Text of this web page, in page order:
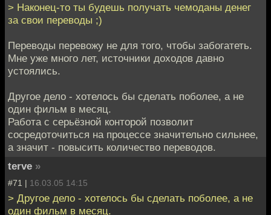
> Наконец-то ты будешь получать чемоданы денег
за свои переводы ;)
Переводы перевожу не для того, чтобы забогатеть.
Мне уже много лет, источники доходов давно
устоялись.
Другое дело - хотелось бы сделать поболее, а не
один фильм в месяц.
Работа с серьёзной конторой позволит
сосредоточиться на процессе значительно сильнее,
а значит - повысить количество переводов.
terve »
#71 | 16.03.05 14:15
> Другое дело - хотелось бы сделать поболее, а не
один фильм в месяц.